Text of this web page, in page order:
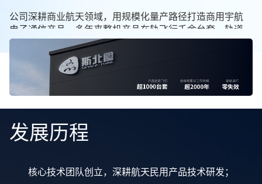
公司深耕商业航天领域，用规模化量产路径打造商用宇航
电子通信产品，多年来整机产品在轨飞行千余台套，轨道
覆盖350Km-36000Km，累计飞行经历超2000年台，整机
数量、可靠性、最长寿命等稳居行业前列。先后完成多批
次星地数据传输产品、宽带通信载荷批量交付，产品在轨
运行稳定，性能达标。
卫星物联网系统研发与应用领域，2022年与两所985高校共
主产权的卫星物联网体制和规模领先的天地一体物联网大
洋运输监测等民用场景下，网络接入成功率稳定达标。
发展历程
核心技术团队创立，深耕航天民用产品技术研发；
完成多项核心专利布局，商用航天产品体系研发落地；
首台卫星物联网通信载荷在轨验证；
产品实现批量在轨应用；
卫星物联网技术迭代升级，星地通信产品标准化落地；
商用航天智造产线落地；
卫星物联网技术迭代；
商用智造产线扩容升级；
通信载荷产品迭代升级；
入选工信部专精特新“小巨人”企业；